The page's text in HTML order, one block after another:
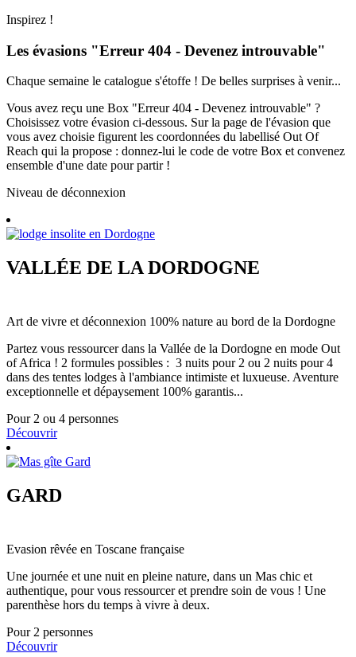
Inspirez !
Les évasions "Erreur 404 - Devenez introuvable"
Chaque semaine le catalogue s'étoffe ! De belles surprises à venir...
Vous avez reçu une Box "Erreur 404 - Devenez introuvable" ?
Choisissez votre évasion ci-dessous. Sur la page de l'évasion que
vous avez choisie figurent les coordonnées du labellisé Out Of
Reach qui la propose : donnez-lui le code de votre Box et convenez
ensemble d'une date pour partir !
Niveau de déconnexion
VALLÉE DE LA DORDOGNE
Art de vivre et déconnexion 100% nature au bord de la Dordogne
Partez vous ressourcer dans la Vallée de la Dordogne en mode Out
of Africa ! 2 formules possibles : 3 nuits pour 2 ou 2 nuits pour 4
dans des tentes lodges à l'ambiance intimiste et luxueuse. Aventure
exceptionnelle et dépaysement 100% garantis...
Pour 2 ou 4 personnes
Découvrir
GARD
Evasion rêvée en Toscane française
Une journée et une nuit en pleine nature, dans un Mas chic et
authentique, pour vous ressourcer et prendre soin de vous ! Une
parenthèse hors du temps à vivre à deux.
Pour 2 personnes
Découvrir